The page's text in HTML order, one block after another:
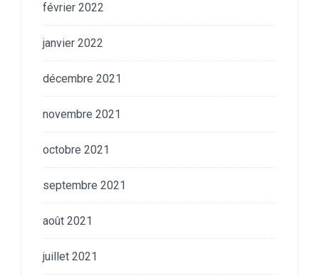
février 2022
janvier 2022
décembre 2021
novembre 2021
octobre 2021
septembre 2021
août 2021
juillet 2021